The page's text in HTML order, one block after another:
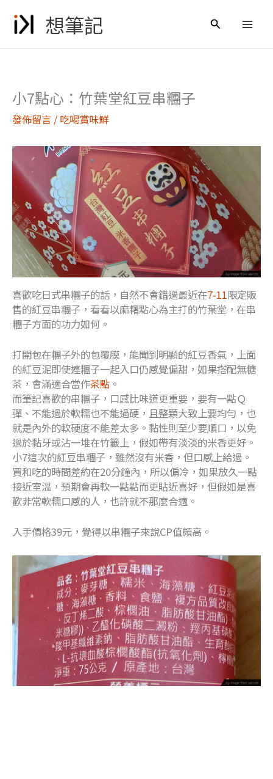
要
想筆記
搜
小7點心：竹葉堂紅豆串糰子
發佈留言 / 吃喝賞味鮮
喜歡吃日式串糰子的話，自然不會錯過最近在7-11限定販
售的紅豆串糰子，看看以麻糬點心為主打的竹葉堂，在串
糰子方面的功力如何。
打開包在糰子外的包覆膜，能聞到明顯的紅豆香氣，上面
的紅豆泥即使連糰子一起入口仍感覺偏甜，如果搭配無糖
茶，會滿適合當作茶點 。
而筆記喜歡的串糰子，口感比味道更重要，要有一點Ｑ
彈、不能過於軟糯也不能過硬，且整顆大致上要均勻，也
就是內外的軟硬度不能差太多。黏性則至少要順口，以免
過於黏牙或沾一堆在竹籤上，假如帶有淡淡的米香更好。
小7這次的紅豆串糰子，雖然沒有米香，但口感上給過。
買和吃的時間差約在20分鐘內，所以偏冷，如果放久一點
接近室溫，預期會再軟一點點而更貼近喜好，但假如是喜
歡非常軟糯口感的人，也許就不那麼合適。
入手價格39元，覺得以串糰子來說CP值頗高。